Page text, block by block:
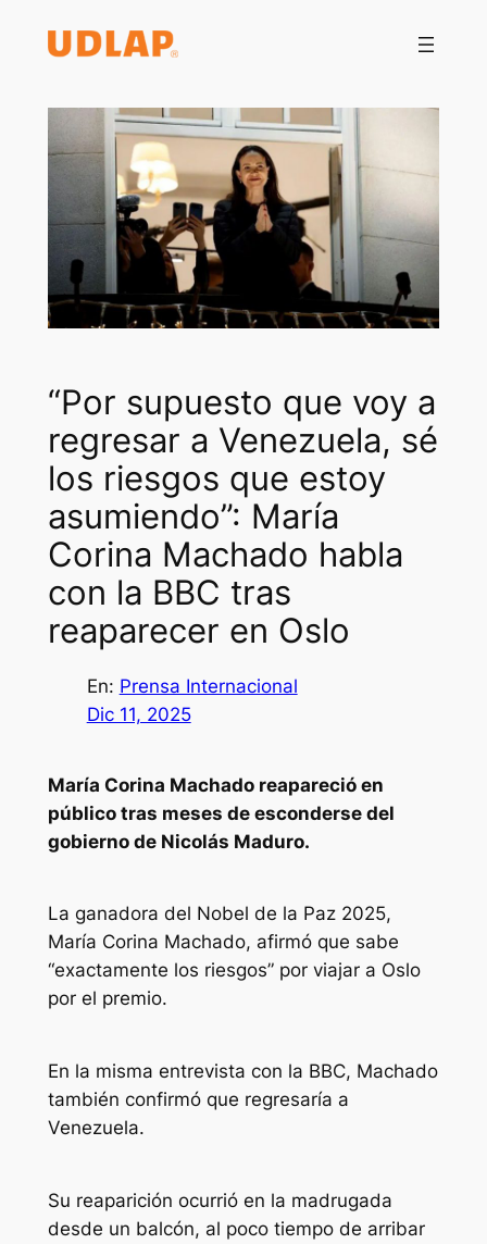
“Por supuesto que voy a
regresar a Venezuela, sé
los riesgos que estoy
asumiendo”: María
Corina Machado habla
con la BBC tras
reaparecer en Oslo
En: Prensa Internacional
Dic 11, 2025
María Corina Machado reapareció en
público tras meses de esconderse del
gobierno de Nicolás Maduro.
La ganadora del Nobel de la Paz 2025,
María Corina Machado, afirmó que sabe
“exactamente los riesgos” por viajar a Oslo
por el premio.
En la misma entrevista con la BBC, Machado
también confirmó que regresaría a
Venezuela.
Su reaparición ocurrió en la madrugada
desde un balcón, al poco tiempo de arribar